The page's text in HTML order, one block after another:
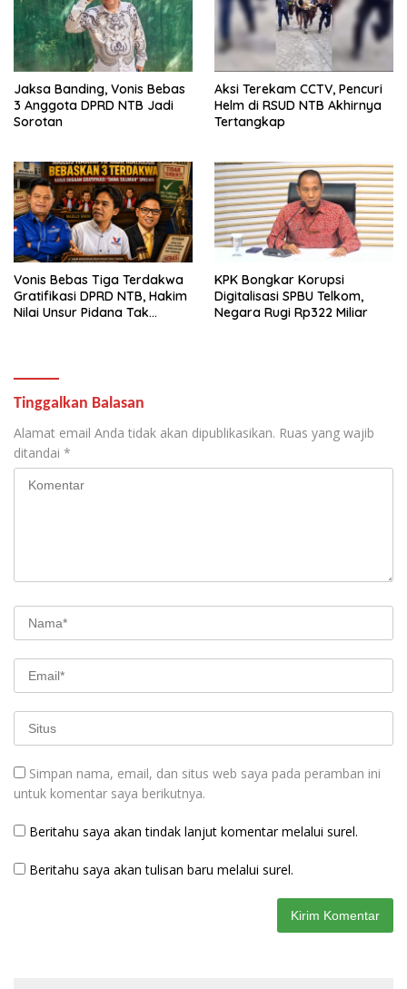
Jaksa Banding, Vonis Bebas
3 Anggota DPRD NTB Jadi
Sorotan
Aksi Terekam CCTV, Pencuri
Helm di RSUD NTB Akhirnya
Tertangkap
Vonis Bebas Tiga Terdakwa
Gratifikasi DPRD NTB, Hakim
Nilai Unsur Pidana Tak
KPK Bongkar Korupsi
Digitalisasi SPBU Telkom,
Negara Rugi Rp322 Miliar
Tinggalkan Balasan
Alamat email Anda tidak akan dipublikasikan. Ruas yang wajib
ditandai *
Simpan nama, email, dan situs web saya pada peramban ini
untuk komentar saya berikutnya.
Beritahu saya akan tindak lanjut komentar melalui surel.
Beritahu saya akan tulisan baru melalui surel.